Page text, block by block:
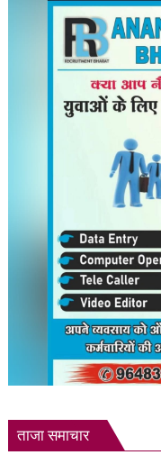
ताजा समाचार